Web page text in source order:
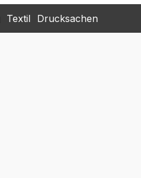
Textil Drucksachen